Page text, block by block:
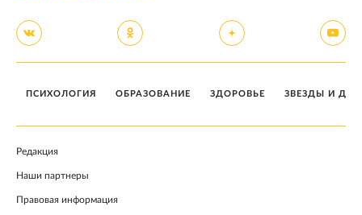
ПСИХОЛОГИЯ ОБРАЗОВАНИЕ ЗДОРОВЬЕ ЗВЕЗДЫ И
Редакция
Наши партнеры
Правовая информация